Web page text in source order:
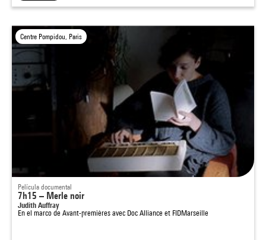
Centre Pompidou, Paris
Película documental
7h15 – Merle noir
Judith Auffray
En el marco de Avant-premières avec Doc Alliance et FIDMarseille